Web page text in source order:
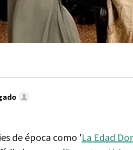
de época como 'La Edad